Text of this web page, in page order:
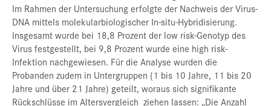
Im Rahmen der Untersuchung erfolgte der Nachweis der Virus-
DNA mittels molekularbiologischer In-situ-Hybridisierung.
Insgesamt wurde bei 18,8 Prozent der low risk-Genotyp des
Virus festgestellt, bei 9,8 Prozent wurde eine high risk-
Infektion nachgewiesen. Für die Analyse wurden die
Probanden zudem in Untergruppen (1 bis 10 Jahre, 11 bis 20
Jahre und über 21 Jahre) geteilt, woraus sich signifikante
Rückschlüsse im Altersvergleich ziehen lassen: „Die Anzahl